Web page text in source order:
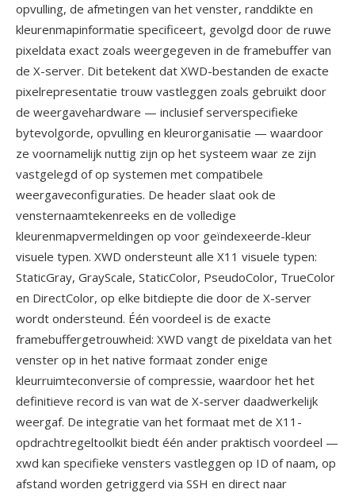
opvulling, de afmetingen van het venster, randdikte en
kleurenmapinformatie specificeert, gevolgd door de ruwe
pixeldata exact zoals weergegeven in de framebuffer van
de X-server. Dit betekent dat XWD-bestanden de exacte
pixelrepresentatie trouw vastleggen zoals gebruikt door
de weergavehardware — inclusief serverspecifieke
bytevolgorde, opvulling en kleurorganisatie — waardoor
ze voornamelijk nuttig zijn op het systeem waar ze zijn
vastgelegd of op systemen met compatibele
weergaveconfiguraties. De header slaat ook de
vensternaamtekenreeks en de volledige
kleurenmapvermeldingen op voor geïndexeerde-kleur
visuele typen. XWD ondersteunt alle X11 visuele typen:
StaticGray, GrayScale, StaticColor, PseudoColor, TrueColor
en DirectColor, op elke bitdiepte die door de X-server
wordt ondersteund. Één voordeel is de exacte
framebuffergetrouwheid: XWD vangt de pixeldata van het
venster op in het native formaat zonder enige
kleurruimteconversie of compressie, waardoor het het
definitieve record is van wat de X-server daadwerkelijk
weergaf. De integratie van het formaat met de X11-
opdrachtregeltoolkit biedt één ander praktisch voordeel —
xwd kan specifieke vensters vastleggen op ID of naam, op
afstand worden getriggerd via SSH en direct naar